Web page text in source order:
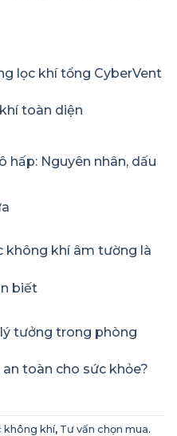
lọc khí tổng CyberVent
toàn diện
hấp: Nguyên nhân, dấu
không khí âm tường là
biết
tưởng trong phòng
toàn cho sức khỏe?
không khí, Tư vấn chọn mua.